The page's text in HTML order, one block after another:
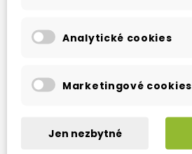
Nové produkty
Analytické cookies
Marketingové cookies
Jen nezbytné